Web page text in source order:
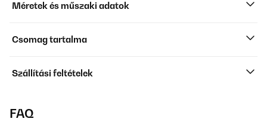
Méretek és műszaki adatok
Csomag tartalma
Szállítási feltételek
FAQ